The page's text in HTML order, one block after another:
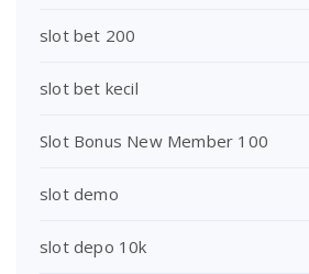
slot bet 200
slot bet kecil
Slot Bonus New Member 100
slot demo
slot depo 10k